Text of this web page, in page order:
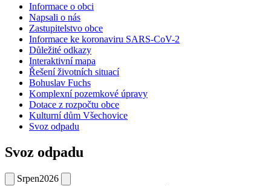
Informace o obci
Napsali o nás
Zastupitelstvo obce
Informace ke koronaviru SARS-CoV-2
Důležité odkazy
Interaktivní mapa
Řešení životních situací
Bohuslav Fuchs
Komplexní pozemkové úpravy
Dotace z rozpočtu obce
Kulturní dům Všechovice
Svoz odpadu
Svoz odpadu
Srpen2026